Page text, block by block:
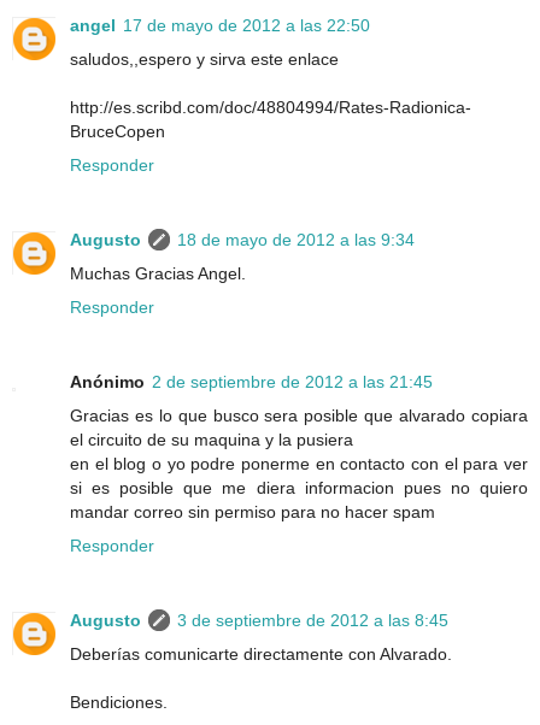
angel 17 de mayo de 2012 a las 22:50
saludos,,espero y sirva este enlace
http://es.scribd.com/doc/48804994/Rates-Radionica-
BruceCopen
Responder
Augusto
18 de mayo de 2012 a las 9:34
Muchas Gracias Angel.
Responder
Anónimo 2 de septiembre de 2012 a las 21:45
Gracias es lo que busco sera posible que alvarado copiara
el circuito de su maquina y la pusiera
en el blog o yo podre ponerme en contacto con el para ver
si es posible que me diera informacion pues no quiero
mandar correo sin permiso para no hacer spam
Responder
Augusto
3 de septiembre de 2012 a las 8:45
Deberías comunicarte directamente con Alvarado.
Bendiciones.